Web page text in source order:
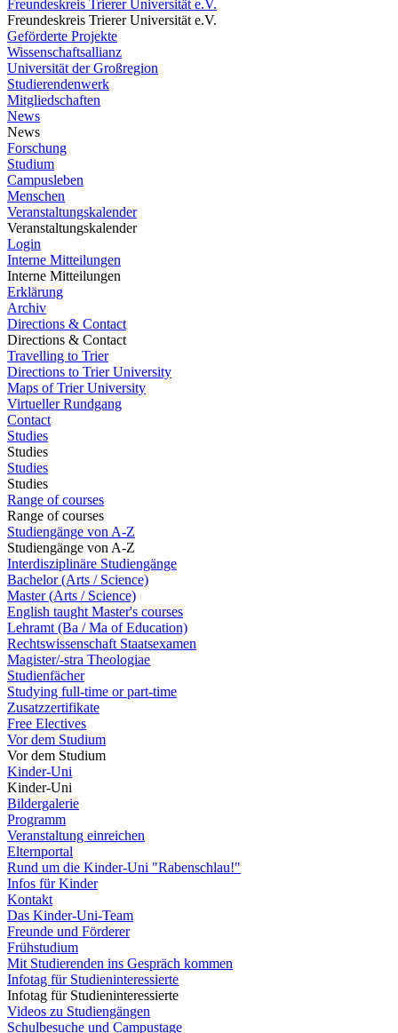
Freundeskreis Trierer Universität e.V.
Freundeskreis Trierer Universität e.V.
Geförderte Projekte
Wissenschaftsallianz
Universität der Großregion
Studierendenwerk
Mitgliedschaften
News
News
Forschung
Studium
Campusleben
Menschen
Veranstaltungskalender
Veranstaltungskalender
Login
Interne Mitteilungen
Interne Mitteilungen
Erklärung
Archiv
Directions & Contact
Directions & Contact
Travelling to Trier
Directions to Trier University
Maps of Trier University
Virtueller Rundgang
Contact
Studies
Studies
Studies
Studies
Range of courses
Range of courses
Studiengänge von A-Z
Studiengänge von A-Z
Interdisziplinäre Studiengänge
Bachelor (Arts / Science)
Master (Arts / Science)
English taught Master's courses
Lehramt (Ba / Ma of Education)
Rechtswissenschaft Staatsexamen
Magister/-stra Theologiae
Studienfächer
Studying full-time or part-time
Zusatzzertifikate
Free Electives
Vor dem Studium
Vor dem Studium
Kinder-Uni
Kinder-Uni
Bildergalerie
Programm
Veranstaltung einreichen
Elternportal
Rund um die Kinder-Uni "Rabenschlau!"
Infos für Kinder
Kontakt
Das Kinder-Uni-Team
Freunde und Förderer
Frühstudium
Mit Studierenden ins Gespräch kommen
Infotag für Studieninteressierte
Infotag für Studieninteressierte
Videos zu Studiengängen
Schulbesuche und Campustage